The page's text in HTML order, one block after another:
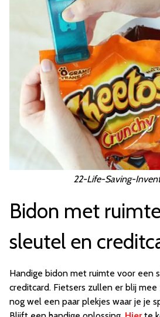
22-Life-Saving-
Bidon met
sleutel en
Handige bidon met ruimte voor een
creditcard. Fietsers zullen er blij
nog wel een paar plekjes waar je je